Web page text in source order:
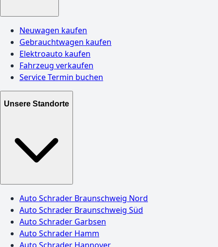
Neuwagen kaufen
Gebrauchtwagen kaufen
Elektroauto kaufen
Fahrzeug verkaufen
Service Termin buchen
Unsere Standorte
Auto Schrader Braunschweig Nord
Auto Schrader Braunschweig Süd
Auto Schrader Garbsen
Auto Schrader Hamm